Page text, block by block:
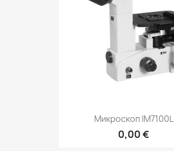
Микроскоп IM7100L
0,00 €